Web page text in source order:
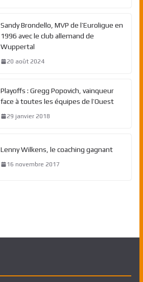
Sandy Brondello, MVP de l’Euroligue en
1996 avec le club allemand de
Wuppertal
20 août 2024
Playoffs : Gregg Popovich, vainqueur
face à toutes les équipes de l’Ouest
29 janvier 2018
Lenny Wilkens, le coaching gagnant
16 novembre 2017